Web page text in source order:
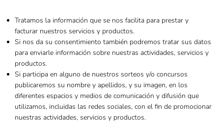
Tratamos la información que se nos facilita para prestar y
facturar nuestros servicios y productos.
Si nos da su consentimiento también podremos tratar sus datos
para enviarle información sobre nuestras actividades, servicios y
productos.
Si participa en alguno de nuestros sorteos y/o concursos
publicaremos su nombre y apellidos, y su imagen, en los
diferentes espacios y medios de comunicación y difusión que
utilizamos, incluidas las redes sociales, con el fin de promocionar
nuestras actividades, servicios y productos.